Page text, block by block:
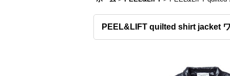
PEEL&LIFT quilted shirt jacket